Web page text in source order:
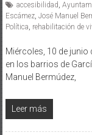
accesibilidad,
Escámez, José Manuel
Política, rehabilitación de
Miércoles, 10 de junio
en los barrios de
Manuel Bermúdez,
Leer más